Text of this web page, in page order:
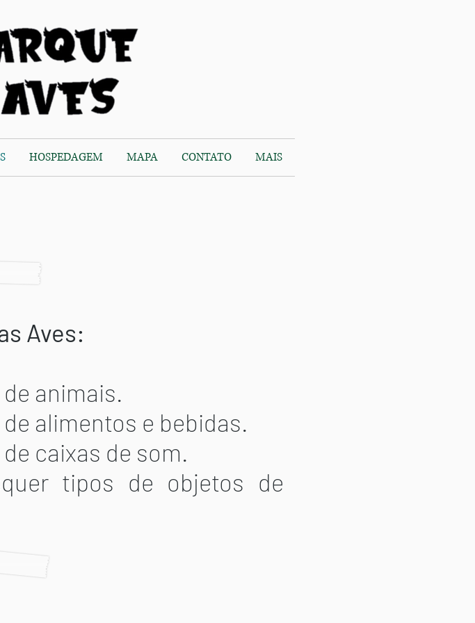
HOSPEDAGEM MAPA CONTATO MAIS
Aves:
animais.
alimentos e bebidas.
caixas de som.
tipos de objetos de